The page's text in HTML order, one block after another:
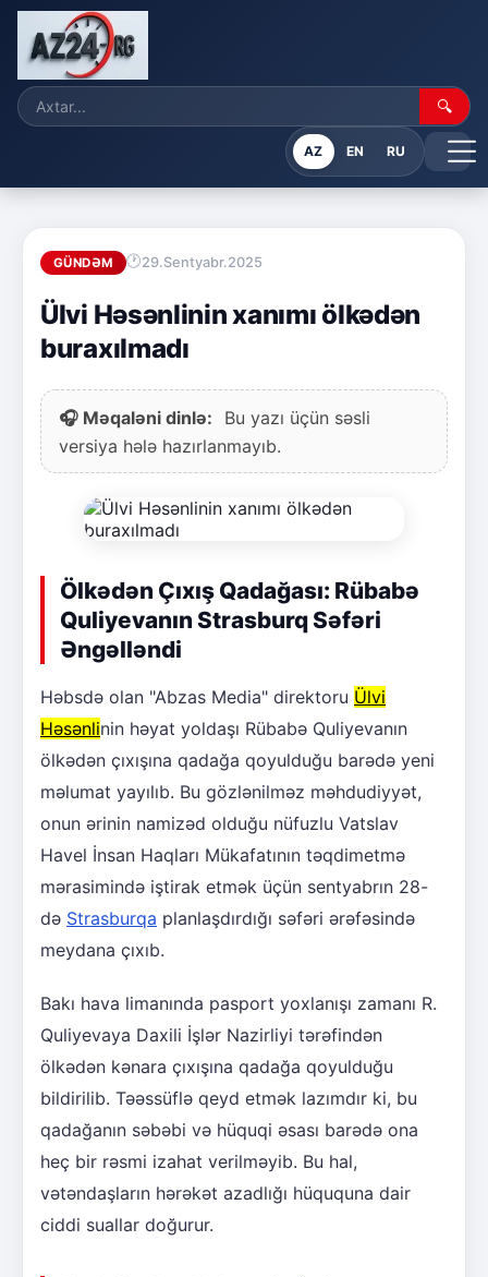
🔍
AZ EN RU
GÜNDƏM 29.Sentyabr.2025
Ülvi Həsənlinin xanımı ölkədən
buraxılmadı
🎧 Məqaləni dinlə:
Bu yazı üçün səsli
versiya hələ hazırlanmayıb.
Ölkədən Çıxış Qadağası: Rübabə
Quliyevanın Strasburq Səfəri
Əngəlləndi
Həbsdə olan "Abzas Media" direktoru Ülvi
Həsənlinin həyat yoldaşı Rübabə Quliyevanın
ölkədən çıxışına qadağa qoyulduğu barədə yeni
məlumat yayılıb. Bu gözlənilməz məhdudiyyət,
onun ərinin namizəd olduğu nüfuzlu Vatslav
Havel İnsan Haqları Mükafatının təqdimetmə
mərasimində iştirak etmək üçün sentyabrın 28-
də Strasburqa planlaşdırdığı səfəri ərəfəsində
meydana çıxıb.
Bakı hava limanında pasport yoxlanışı zamanı R.
Quliyevaya Daxili İşlər Nazirliyi tərəfindən
ölkədən kənara çıxışına qadağa qoyulduğu
bildirilib. Təəssüflə qeyd etmək lazımdır ki, bu
qadağanın səbəbi və hüquqi əsası barədə ona
heç bir rəsmi izahat verilməyib. Bu hal,
vətəndaşların hərəkət azadlığı hüququna dair
ciddi suallar doğurur.